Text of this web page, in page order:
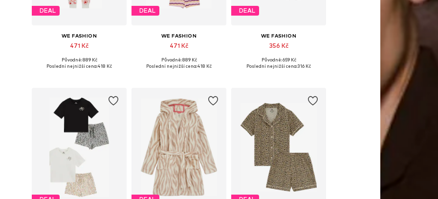
DEAL
WE FASHION
471 Kč
Původně: 889 Kč
Poslední nejnižší cena:418 Kč
DEAL
WE FASHION
471 Kč
Dostupné velikosti: 170-176
Původně: 889 Kč
Poslední nejnižší cena:418 Kč
DEAL
WE FASHION
356 Kč
Dostupné velikosti: 134-140
Původně: 659 Kč
Poslední nejnižší cena:316 Kč